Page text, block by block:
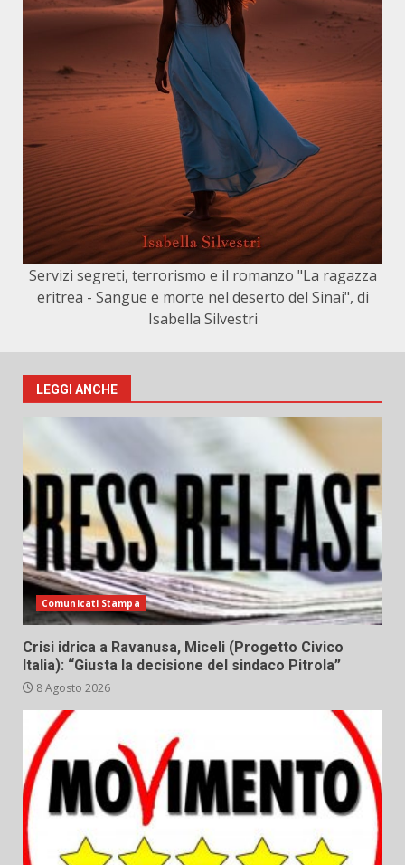
Servizi segreti, terrorismo e il romanzo "La ragazza
eritrea - Sangue e morte nel deserto del Sinai", di
Isabella Silvestri
LEGGI ANCHE
Comunicati Stampa
Crisi idrica a Ravanusa, Miceli (Progetto Civico
Italia): “Giusta la decisione del sindaco Pitrola”
8 Agosto 2026